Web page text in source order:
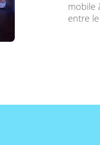
mobile
entre